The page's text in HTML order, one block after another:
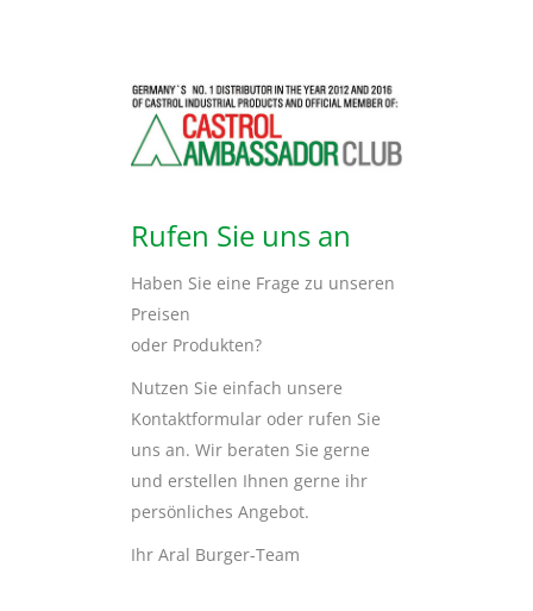
Rufen Sie uns an
Haben Sie eine Frage zu unseren
Preisen
oder Produkten?
Nutzen Sie einfach unsere
Kontaktformular oder rufen Sie
uns an. Wir beraten Sie gerne
und erstellen Ihnen gerne ihr
persönliches Angebot.
Ihr Aral Burger-Team